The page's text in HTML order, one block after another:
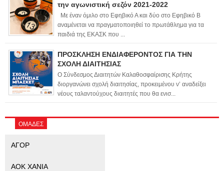
την αγωνιστική σεζόν 2021-2022
Με έναν όμιλο στο Εφηβικό Α και δύο στο Εφηβικό Β
αναμένεται να πραγματοποιηθεί το πρωτάθλημα για τα
παιδιά της ΕΚΑΣΚ που ...
ΠΡΟΣΚΛΗΣΗ ΕΝΔΙΑΦΕΡΟΝΤΟΣ ΓΙΑ ΤΗΝ
ΣΧΟΛΗ ΔΙΑΙΤΗΣΙΑΣ
Ο Σύνδεσμος Διαιτητών Καλαθοσφαίρισης Κρήτης
διοργανώνει σχολή διαιτησίας, προκειμένου ν’ αναδείξει
νέους ταλαντούχους διαιτητές που θα ενισ...
ΟΜΑΔΕΣ
ΑΓΟΡ
ΑΟΚ ΧΑΝΙΑ